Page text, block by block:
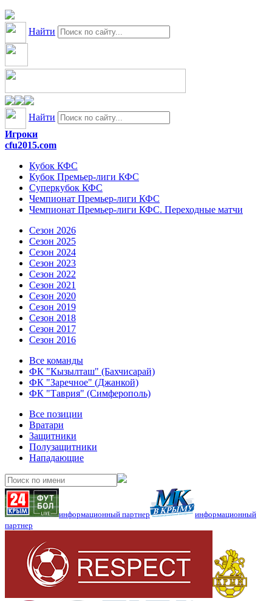
Найти
Найти
Игроки
cfu2015.com
Кубок КФС
Кубок Премьер-лиги КФС
Суперкубок КФС
Чемпионат Премьер-лиги КФС
Чемпионат Премьер-лиги КФС. Переходные матчи
Сезон 2026
Сезон 2025
Сезон 2024
Сезон 2023
Сезон 2022
Сезон 2021
Сезон 2020
Сезон 2019
Сезон 2018
Сезон 2017
Сезон 2016
Все команды
ФК "Кызылташ" (Бахчисарай)
ФК "Заречное" (Джанкой)
ФК "Таврия" (Симферополь)
Все позиции
Вратари
Защитники
Полузащитники
Нападающие
информационный партнер
информационный
партнер